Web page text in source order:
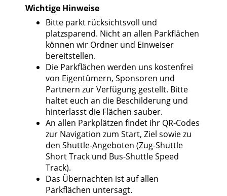
Wichtige Hinweise
Bitte parkt rücksichtsvoll und
platzsparend. Nicht an allen Parkflächen
können wir Ordner und Einweiser
bereitstellen.
Die Parkflächen werden uns kostenfrei
von Eigentümern, Sponsoren und
Partnern zur Verfügung gestellt. Bitte
haltet euch an die Beschilderung und
hinterlasst die Flächen sauber.
An allen Parkplätzen findet ihr QR-Codes
zur Navigation zum Start, Ziel sowie zu
den Shuttle-Angeboten (Zug-Shuttle
Short Track und Bus-Shuttle Speed
Track).
Das Übernachten ist auf allen
Parkflächen untersagt.